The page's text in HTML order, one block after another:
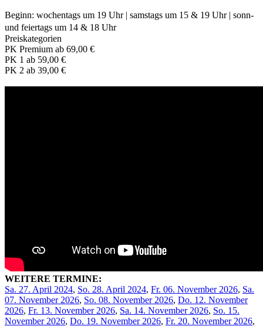
Beginn: wochentags um 19 Uhr | samstags um 15 & 19 Uhr | sonn-
und feiertags um 14 & 18 Uhr
Preiskategorien
PK Premium ab 69,00 €
PK 1 ab 59,00 €
PK 2 ab 39,00 €
WEITERE TERMINE:
Sa. 27. April 2024, So. 28. April 2024, Fr. 06. November 2026, Sa.
07. November 2026, So. 08. November 2026, Do. 12. November
2026, Fr. 13. November 2026, Sa. 14. November 2026, So. 15.
November 2026, Do. 19. November 2026, Fr. 20. November 2026,